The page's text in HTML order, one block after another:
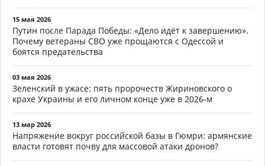
15 мая 2026
Путин после Парада Победы: «Дело идёт к завершению».
Почему ветераны СВО уже прощаются с Одессой и
боятся предательства
03 мая 2026
Зеленский в ужасе: пять пророчеств Жириновского о
крахе Украины и его личном конце уже в 2026-м
13 мар 2026
Напряжение вокруг российской базы в Гюмри: армянские
власти готовят почву для массовой атаки дронов?